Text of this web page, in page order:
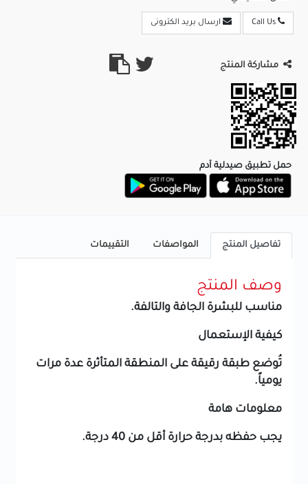
ارسال بريد الكترونى
مشاركة المنتج
حمل تطبيق صيدلية آدم
تفاصيل المنتج المواصفات التقييمات
وصف المنتج
مناسب للبشرة الجافة والتالفة.
كيفية الإستعمال
تُوضع طبقة رقيقة على المنطقة المتأثرة عدة مرات
يومياً.
معلومات هامة
يجب حفظه بدرجة حرارة أقل من 40 درجة.